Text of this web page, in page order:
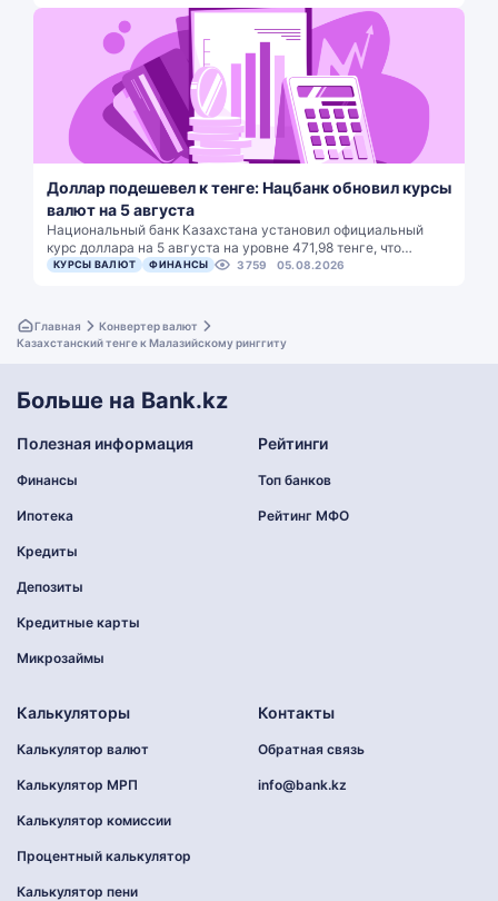
Доллар подешевел к тенге: Нацбанк обновил курсы
валют на 5 августа
Национальный банк Казахстана установил официальный
курс доллара на 5 августа на уровне 471,98 тенге, что…
КУРСЫ ВАЛЮТ ФИНАНСЫ 3759 05.08.2026
Главная
Конвертер валют
Казахстанский тенге к Малазийскому ринггиту
Больше на Bank.kz
Полезная информация
Финансы
Ипотека
Кредиты
Депозиты
Кредитные карты
Микрозаймы
Рейтинги
Топ банков
Рейтинг МФО
Калькуляторы
Калькулятор валют
Калькулятор МРП
Калькулятор комиссии
Процентный калькулятор
Калькулятор пени
Контакты
Обратная связь
info@bank.kz